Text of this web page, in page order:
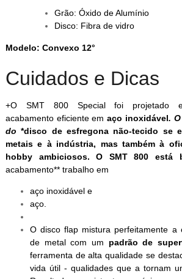
Grão: Óxido de Alumínio
Disco: Fibra de vidro
Modelo: Convexo 12°
Cuidados e Dicas
+O SMT 800 Special foi projetado
acabamento eficiente emaço inoxidável.
do*disco de esfregona não-tecido se
metais e à indústria, mas também à
hobby ambiciosos. O SMT 800 está
acabamento** trabalho em
aço inoxidável e
aço.
O disco flap mistura perfeitamente a
de metal com um padrão de
ferramenta de alta qualidade se
vida útil - qualidades que a tornam